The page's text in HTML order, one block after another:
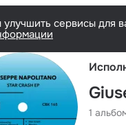
сервисы для
1